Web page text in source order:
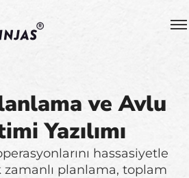
ve Avlu
Yazılımı
hassasiyetle
zamanlı planlama, toplam